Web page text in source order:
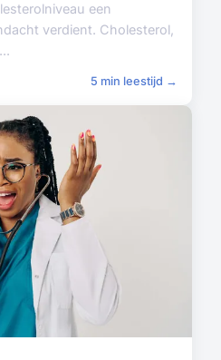
een
verdient. Cholesterol,
5 min leestijd →